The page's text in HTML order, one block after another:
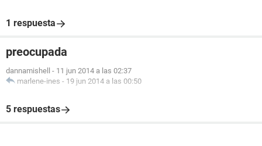
1 respuesta
preocupada
dannamishell - 11 jun 2014 a las 02:37
marlene-ines - 19 jun 2014 a las 00:50
5 respuestas